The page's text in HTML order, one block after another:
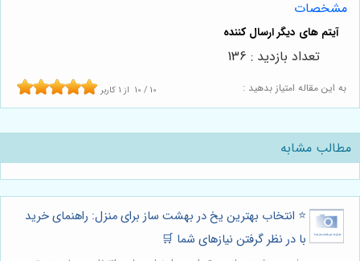
مشخصات
به این مقاله امتیاز بدهید : 10 / 10 از 1 کاربر
تعداد بازدید : 136
مطالب مشابه
⭐️ انتخاب بهترین یخ در بهشت ساز برای منزل: راهنمای خرید
با در نظر گرفتن نیازهای شما 🛒